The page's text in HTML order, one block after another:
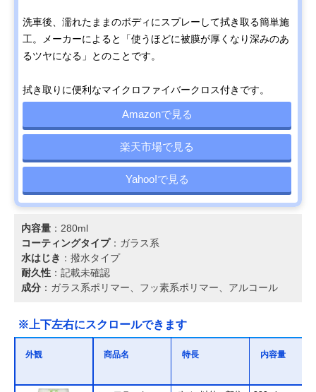
洗車後、濡れたままのボディにスプレーして拭き取る簡単施
工。メーカーによると「使うほどに被膜が厚くなり深みのあ
るツヤになる」とのことです。
拭き取りに便利なマイクロファイバークロス付きです。
Amazonで見る
楽天市場で見る
Yahoo!で見る
内容量 ：280ml
コーティングタイプ：ガラス系
水はじき ：撥水タイプ
耐久性 ：記載未確認
成分 ：ガラス系ポリマー、フッ素系ポリマー、アルコール
※上下左右にスクロールできます
外観 商品名 特長 内容量